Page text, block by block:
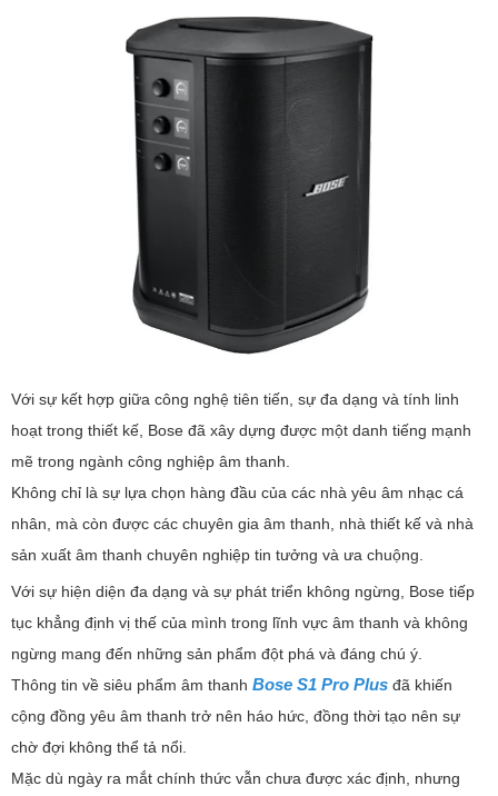
Với sự kết hợp giữa công nghệ tiên tiến, sự đa dạng và tính linh
hoạt trong thiết kế, Bose đã xây dựng được một danh tiếng mạnh
mẽ trong ngành công nghiệp âm thanh.
Không chỉ là sự lựa chọn hàng đầu của các nhà yêu âm nhạc cá
nhân, mà còn được các chuyên gia âm thanh, nhà thiết kế và nhà
sản xuất âm thanh chuyên nghiệp tin tưởng và ưa chuộng.
Với sự hiện diện đa dạng và sự phát triển không ngừng, Bose tiếp
tục khẳng định vị thế của mình trong lĩnh vực âm thanh và không
ngừng mang đến những sản phẩm đột phá và đáng chú ý.
Thông tin về siêu phẩm âm thanh Bose S1 Pro Plus đã khiến
cộng đồng yêu âm thanh trở nên háo hức, đồng thời tạo nên sự
chờ đợi không thể tả nổi.
Mặc dù ngày ra mắt chính thức vẫn chưa được xác định, nhưng